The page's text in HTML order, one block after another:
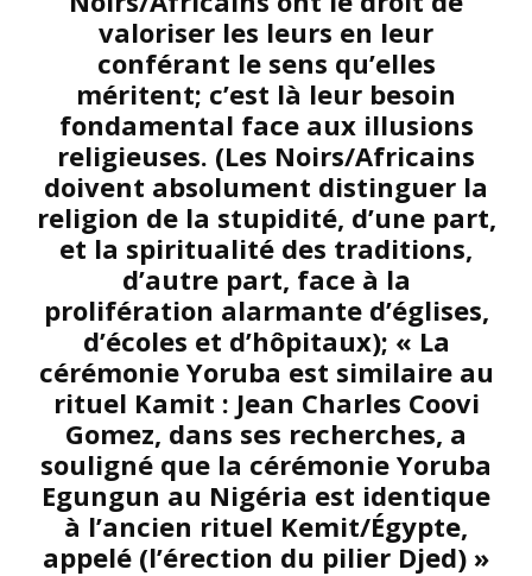
valoriser les leurs en leur
conférant le sens qu’elles
méritent; c’est là leur besoin
fondamental face aux illusions
religieuses. (Les Noirs/Africains
doivent absolument distinguer la
religion de la stupidité, d’une part,
et la spiritualité des traditions,
d’autre part, face à la
prolifération alarmante d’églises,
d’écoles et d’hôpitaux); « La
cérémonie Yoruba est similaire au
rituel Kamit : Jean Charles Coovi
Gomez, dans ses recherches, a
souligné que la cérémonie Yoruba
Egungun au Nigéria est identique
à l’ancien rituel Kemit/Égypte,
appelé (l’érection du pilier Djed) »